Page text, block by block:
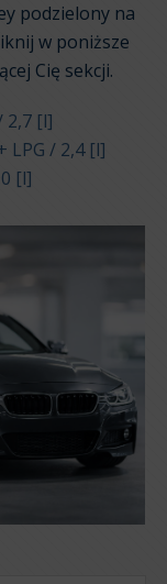
podzielony na
w poniższe
Cię sekcji.
2,7 [l]
LPG / 2,4 [l]
[l]